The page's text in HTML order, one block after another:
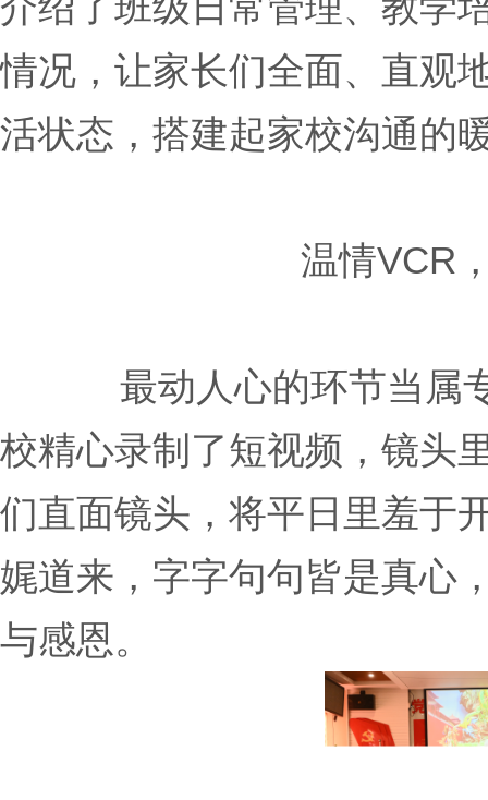
情况，让家长们全面、直观
活状态，搭建起家校沟通的
温情VCR
最动人心的环节当属
校精心录制了短视频，镜头
们直面镜头，将平日里羞于
娓道来，字字句句皆是真心
与感恩。